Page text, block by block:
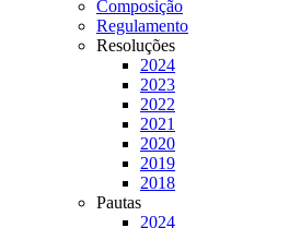
Composição
Regulamento
Resoluções
2024
2023
2022
2021
2020
2019
2018
Pautas
2024